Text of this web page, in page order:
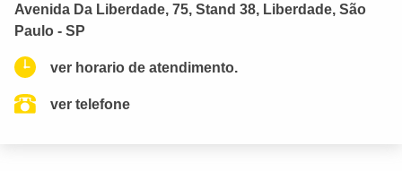
Avenida Da Liberdade, 75, Stand 38, Liberdade, São
Paulo - SP
ver horario de atendimento.
ver telefone